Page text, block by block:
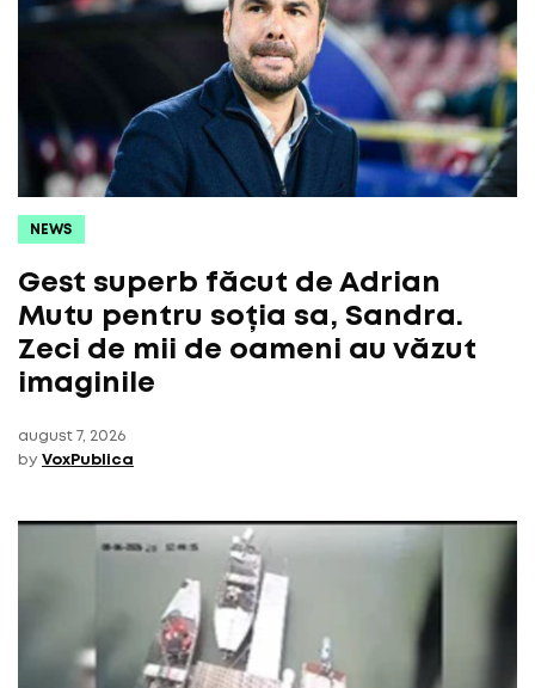
NEWS
Gest superb făcut de Adrian
Mutu pentru soția sa, Sandra.
Zeci de mii de oameni au văzut
imaginile
august 7, 2026
by VoxPublica